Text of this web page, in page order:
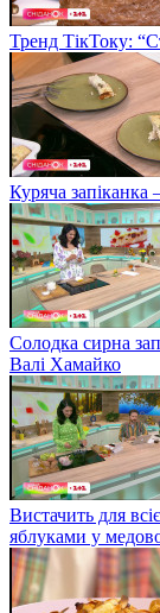
Тренд ТікТоку:
Куряча запіканка
Солодка сирна
Валі Хамайко
Вистачить для
яблуками у